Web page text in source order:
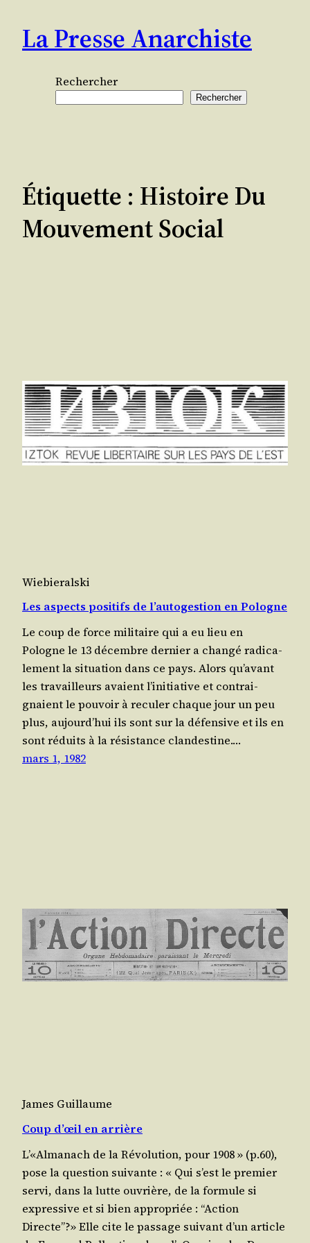
contenu
La Presse Anarchiste
Rechercher
Rechercher
Étiquette : Histoire Du
Mouvement Social
Wiebieralski
Les aspects positifs de l’autogestion en Pologne
Le coup de force mili­taire qui a eu lieu en
Pologne le 13 décembre der­nier a chan­gé radi­ca­
le­ment la situa­tion dans ce pays. Alors qu’a­vant
les tra­vailleurs avaient l’i­ni­tia­tive et contrai­
gnaient le pou­voir à recu­ler chaque jour un peu
plus, aujourd’­hui ils sont sur la défen­sive et ils en
sont réduits à la résis­tance clan­des­tine.…
mars 1, 1982
James Guillaume
Coup d’œil en arrière
L’«Almanach de la Révo­lu­tion, pour 1908 » (p.60),
pose la ques­tion sui­vante : « Qui s’est le pre­mier
ser­vi, dans la lutte ouvrière, de la for­mule si
expres­sive et si bien appro­priée : “Action
Directe”?» Elle cite le pas­sage sui­vant d’un article